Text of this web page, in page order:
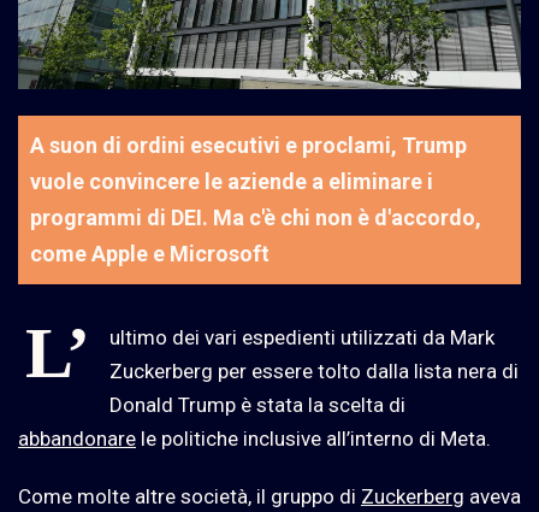
A suon di ordini esecutivi e proclami, Trump
vuole convincere le aziende a eliminare i
programmi di DEI. Ma c'è chi non è d'accordo,
come Apple e Microsoft
L’
ultimo dei vari espedienti utilizzati da Mark
Zuckerberg per essere tolto dalla lista nera di
Donald Trump è stata la scelta di
abbandonare le politiche inclusive all’interno di Meta.
Come molte altre società, il gruppo di Zuckerberg aveva